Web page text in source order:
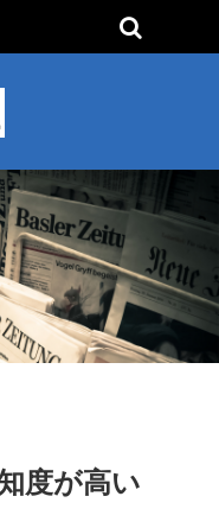
度が高い